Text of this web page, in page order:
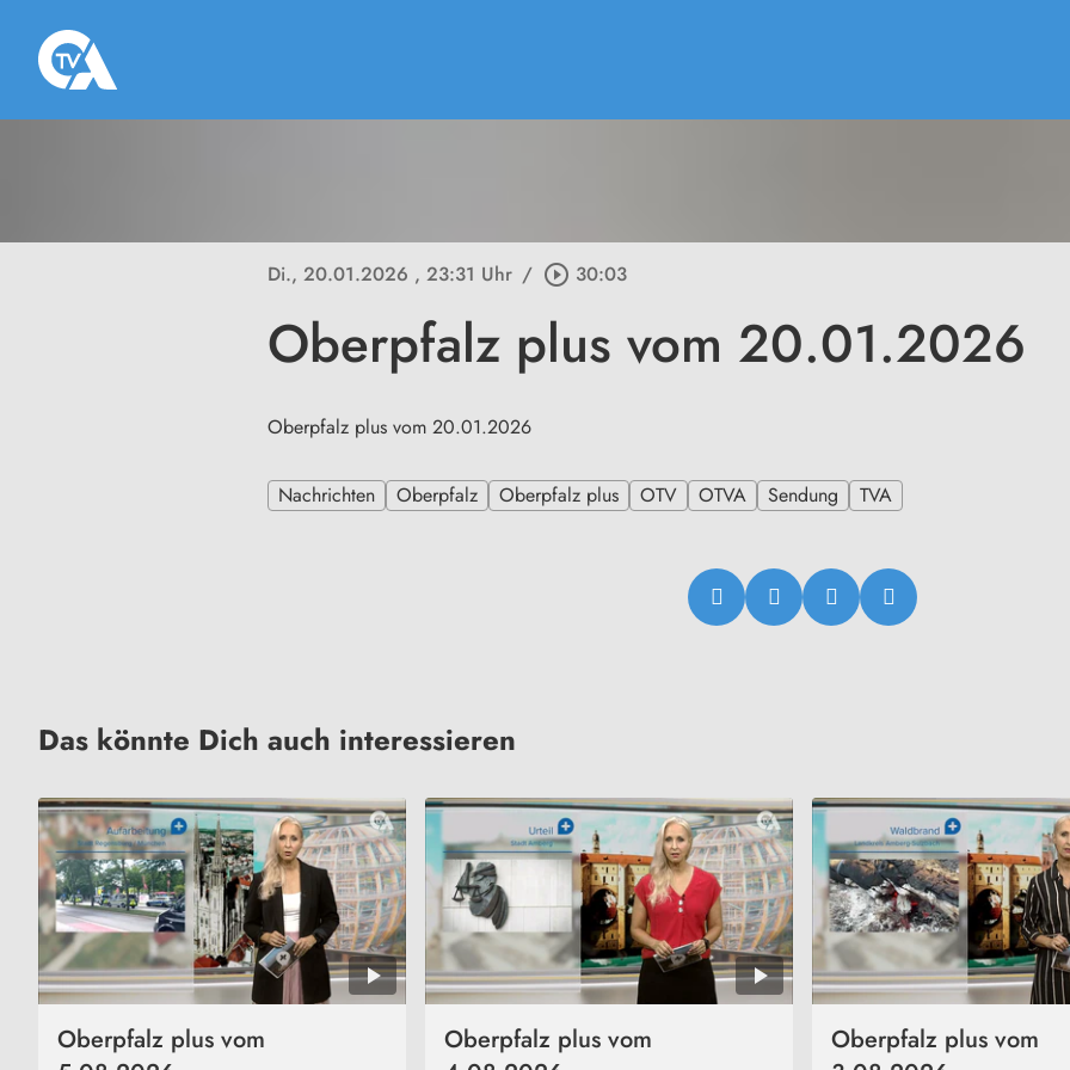
Di., 20.01.2026 , 23:31 Uhr / play_circle_outline 30:03
Oberpfalz plus vom 20.01.2026
Oberpfalz plus vom 20.01.2026
Nachrichten Oberpfalz Oberpfalz plus OTV OTVA Sendung TVA
Das könnte Dich auch interessieren
Oberpfalz plus vom
Oberpfalz plus vom
Oberpfalz plus vom